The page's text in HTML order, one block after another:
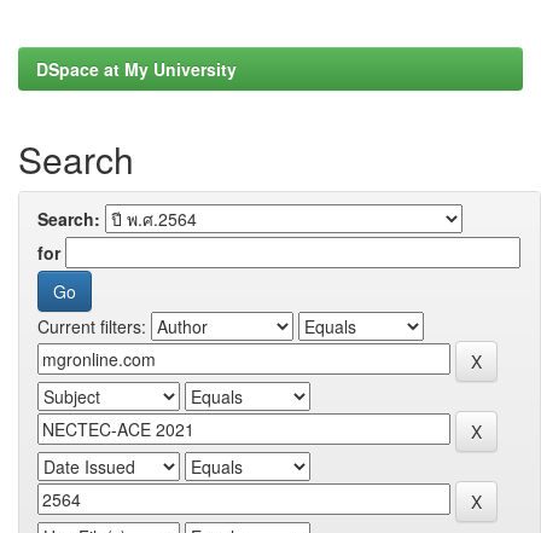
DSpace at My University
Search
Search:
for
Current filters: